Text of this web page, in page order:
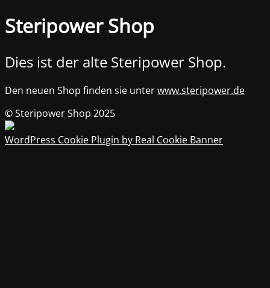
Steripower Shop
Dies ist der alte Steripower Shop.
Den neuen Shop finden sie unterwww.steripower.de
© Steripower Shop 2025
WordPress Cookie Plugin by Real Cookie Banner